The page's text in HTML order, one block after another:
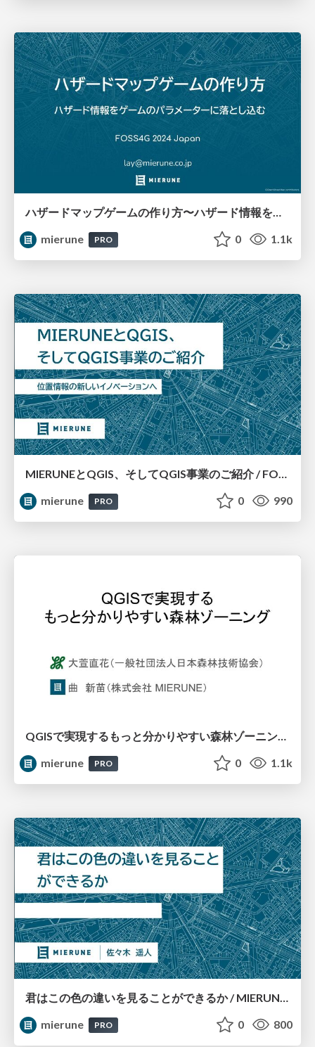
ハザードマップゲームの作り方〜ハザード情報をゲームのパラメーターに落とし込む〜 / FOSS4G 2024 Japan
mierune
PRO 0 1.1k
MIERUNEとQGIS、そしてQGIS事業のご紹介 / FOSS4G 2024 Japan
mierune
PRO 0 990
QGISで実現するもっと分かりやすい森林ゾーニング / FOSS4G 2024 Japan
mierune
PRO 0 1.1k
君はこの色の違いを見ることができるか / MIERUNE BBQ #12
mierune
PRO 0 800